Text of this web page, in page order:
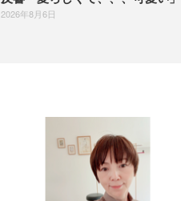
2026年8月6日